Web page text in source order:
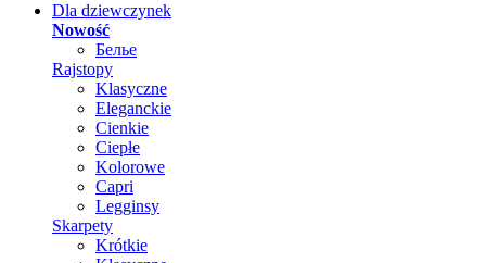
Dla dziewczynek
Nowość
Белье
Rajstopy
Klasyczne
Eleganckie
Cienkie
Ciepłe
Kolorowe
Capri
Legginsy
Skarpety
Krótkie